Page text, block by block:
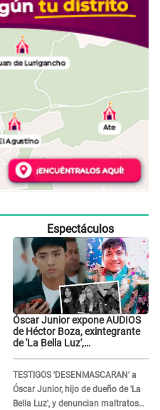
Espectáculos
Óscar Junior expone AUDIOS
de Héctor Boza, exintegrante
de 'La Bella Luz',
"Grábame..."
TESTIGOS 'DESENMASCARAN' a
Óscar Junior, hijo de dueño de 'La
Bella Luz', y denuncian maltratos